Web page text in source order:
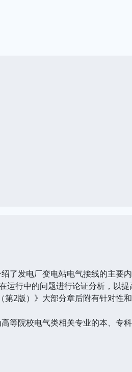
了发电厂变电站电气接线的主要
运行中的问题进行论证分析，以
2版）》大部分章后附有针对性
等院校电气类相关专业的本、专